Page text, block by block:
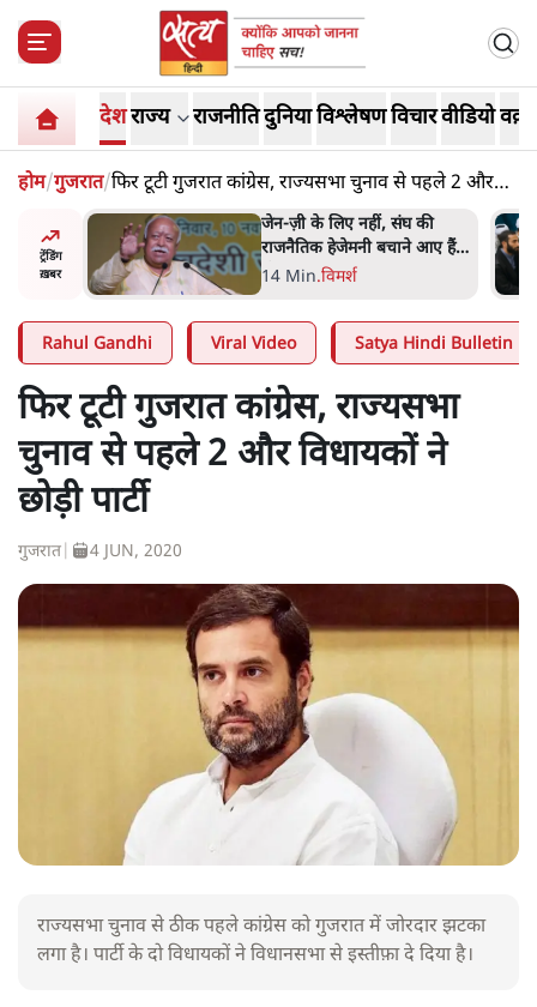
देशराज्य राजनीतिदुनियाविश्लेषणविचारवीडियो
होम/गुजरात/फिर टूटी गुजरात कांग्रेस, राज्यसभा चुनाव से पहले 2 और
विधायकों ने छोड़ी पार्टी
ट्रेंडिंग
ख़बर
आए हैं
ईरान ने जारी किया मुजतबा
खामेनेई का वीडियो; स्वास्थ्य पर
इसराइली मीडिया में चल रही थीं
7 Min.दुनिया
Rahul Gandhi Viral Video Satya Hindi Bulletin
फिर टूटी गुजरात कांग्रेस, राज्यसभा
चुनाव से पहले 2 और विधायकों ने
छोड़ी पार्टी
गुजरात 4 JUN, 2020
राज्यसभा चुनाव से ठीक पहले कांग्रेस को गुजरात में जोरदार झटका
लगा है। पार्टी के दो विधायकों ने विधानसभा से इस्तीफ़ा दे दिया है।